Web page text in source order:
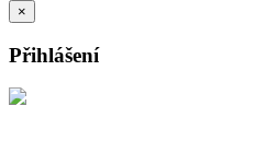
×
Přihlášení